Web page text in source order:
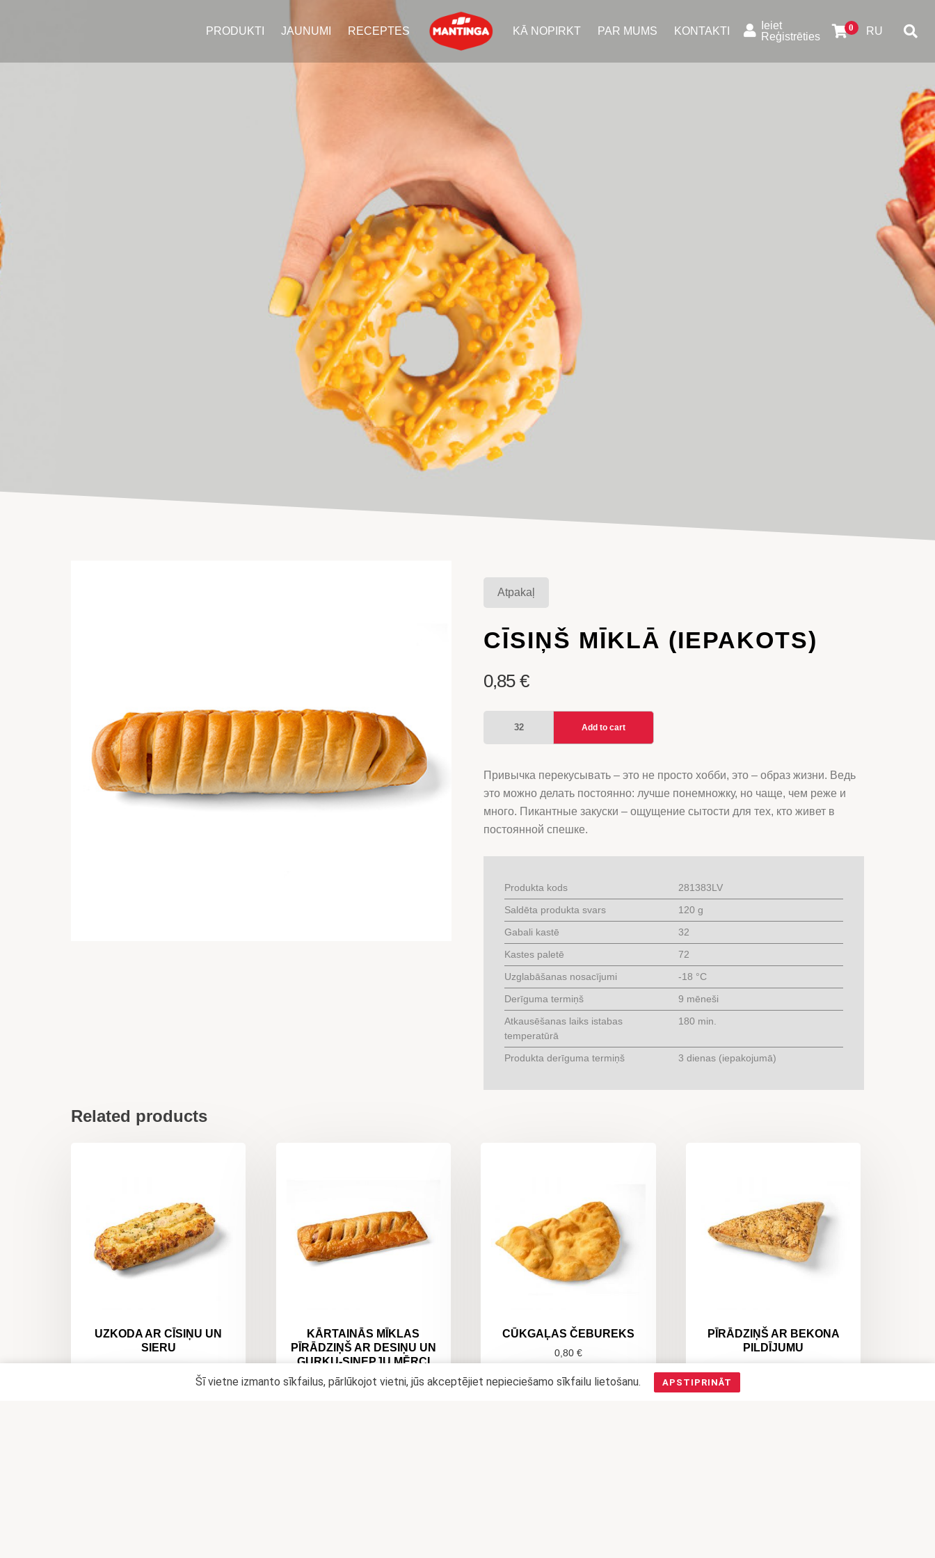
PRODUKTI JAUNUMI RECEPTES KĀ NOPIRKT PAR MUMS KONTAKTI
Ieiet
Reģistrēties
RU
Atpakaļ
CĪSIŅŠ MĪKLĀ (IEPAKOTS)
0,85 €
quantity
Add to cart
Привычка перекусывать – это не просто хобби, это – образ жизни. Ведь
это можно делать постоянно: лучше понемножку, но чаще, чем реже и
много. Пикантные закуски – ощущение сытости для тех, кто живет в
постоянной спешке.
Produkta kods
281383LV
Saldēta produkta svars
120 g
Gabali kastē
32
Kastes paletē
72
Uzglabāšanas nosacījumi
-18 °C
Derīguma termiņš
9 mēneši
Atkausēšanas laiks istabas
temperatūrā
180 min.
Produkta derīguma termiņš 3 dienas (iepakojumā)
Related products
UZKODA AR CĪSIŅU UN
SIERU
KĀRTAINĀS MĪKLAS
PĪRĀDZIŅŠ AR DESIŅU UN
GURĶU-SINEPJU MĒRCI
0,76€
CŪKGAĻAS ČEBUREKS
0,80€
PĪRĀDZIŅŠ AR BEKONA
PILDĪJUMU
Šī vietne izmanto sīkfailus, pārlūkojot vietni, jūs akceptējiet nepieciešamo sīkfailu lietošanu. APSTIPRINĀT